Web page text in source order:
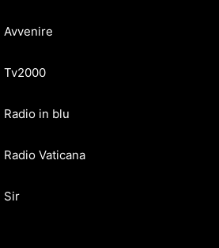
Avvenire
Tv2000
Radio in blu
Radio Vaticana
Sir